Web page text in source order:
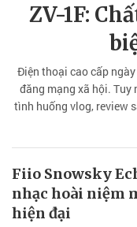
ZV-1F:
Điện thoại cao cấp
đăng mạng xã hội. Tuy
tình huống vlog, review
không chỉ nằm ở
Fiio Snowsky
nhạc hoài niệm
hiện đại